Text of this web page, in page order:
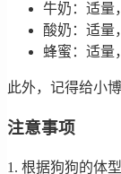
牛奶：适量
酸奶：适量
蜂蜜：适量
此外，记得给小
注意事项
1. 根据狗狗的体